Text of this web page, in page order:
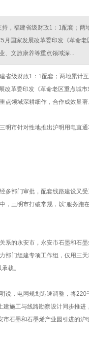
，福建省级财政1：1配套；
国家发展改革委印发《革命老
、文旅康养等重点领域深...
省级财政1：1配套；两地累计
革委印发《革命老区重点城
点领域深耕细作，合作成效显著
市针对性地推出沪明用电直通
部门审批，配套线路建设又受
，三明市打破常规，以“服务跑
的永安市，永安市石墨和石墨
部门组建专项工作组，仅用
载。
，电网规划迅速调整，将220
建施工与线路勘察设计同步推
市石墨和石墨烯产业园引进的沪